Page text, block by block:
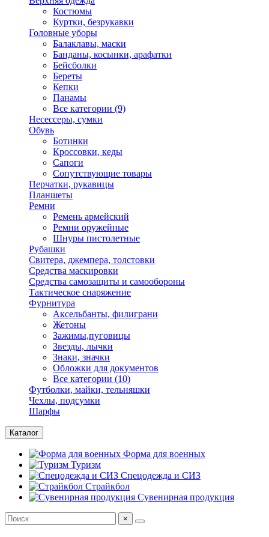
Костюмы
Куртки, безрукавки
Головные уборы
Балаклавы, маски
Банданы, косынки, арафатки
Бейсболки
Береты
Кепки
Панамы
Все категории (9)
Несессеры, сумки
Обувь
Ботинки
Кроссовки, кеды
Сапоги
Сопутствующие товары
Перчатки, рукавицы
Планшеты
Ремни
Ремень армейский
Ремни оружейные
Шнуры пистолетные
Рубашки
Свитера, джемпера, толстовки
Средства маскировки
Средства самозащиты и самообороны
Тактическое снаряжение
Фурнитура
Аксельбанты, филиграни
Жетоны
Зажимы,пуговицы
Звезды, лычки
Знаки, значки
Обложки для документов
Все категории (10)
Футболки, майки, тельняшки
Чехлы, подсумки
Шарфы
Каталог
Форма для военных
Туризм
Спецодежда и СИЗ
Страйкбол
Сувенирная продукция
×